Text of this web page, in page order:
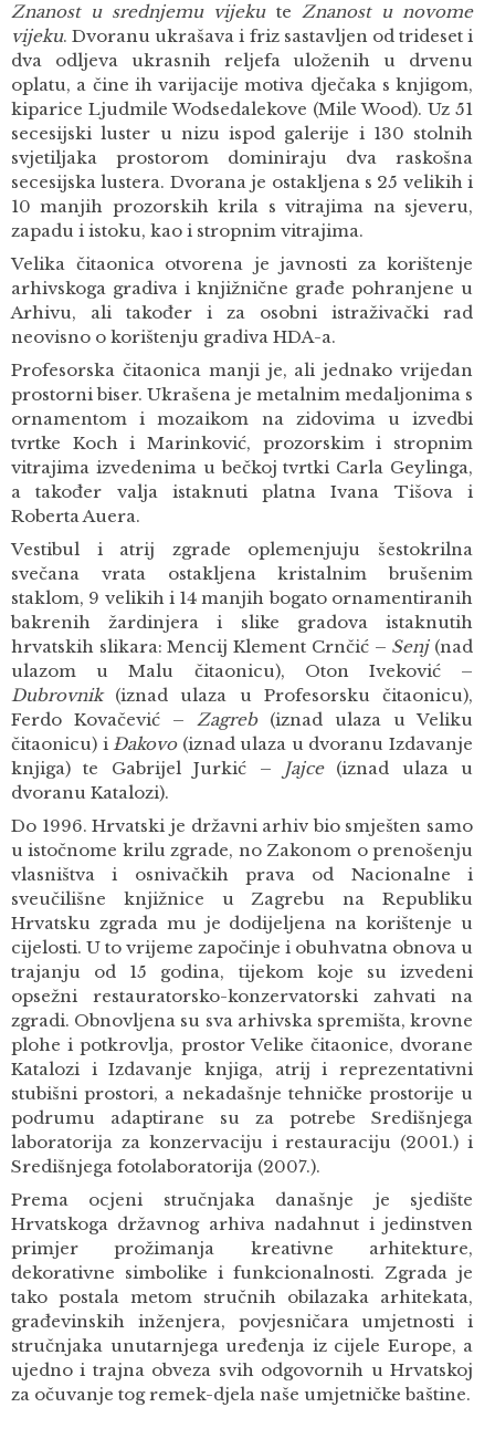
Znanost u srednjemu vijekute Znanost u novome
vijeku. Dvoranu ukrašava i friz sastavljen od trideset i
dva odljeva ukrasnih reljefa uloženih u drvenu
oplatu, a čine ih varijacije motiva dječaka s knjigom,
kiparice Ljudmile Wodsedalekove (Mile Wood). Uz 51
secesijski luster u nizu ispod galerije i 130 stolnih
svjetiljaka prostorom dominiraju dva raskošna
secesijska lustera. Dvorana je ostakljena s 25 velikih i
10 manjih prozorskih krila s vitrajima na sjeveru,
zapadu i istoku, kao i stropnim vitrajima.
Velika čitaonica otvorena je javnosti za korištenje
arhivskoga gradiva i knjižnične građe pohranjene u
Arhivu, ali također i za osobni istraživački rad
neovisno o korištenju gradiva HDA-a.
Profesorska čitaonica manji je, ali jednako vrijedan
prostorni biser. Ukrašena je metalnim medaljonima s
ornamentom i mozaikom na zidovima u izvedbi
tvrtke Koch i Marinković, prozorskim i stropnim
vitrajima izvedenima u bečkoj tvrtki Carla Geylinga,
a također valja istaknuti platna Ivana Tišova i
Roberta Auera.
Vestibul i atrij zgrade oplemenjuju šestokrilna
svečana vrata ostakljena kristalnim brušenim
staklom, 9 velikih i 14 manjih bogato ornamentiranih
bakrenih žardinjera i slike gradova istaknutih
hrvatskih slikara: Mencij Klement Crnčić – Senj (nad
ulazom u Malu čitaonicu), Oton Iveković –
Dubrovnik (iznad ulaza u Profesorsku čitaonicu),
Ferdo Kovačević – Zagreb (iznad ulaza u Veliku
čitaonicu) iĐakovo (iznad ulaza u dvoranu Izdavanje
knjiga) te Gabrijel Jurkić –
Jajce (iznad ulaza u
dvoranu Katalozi).
Do 1996. Hrvatski je državni arhiv bio smješten samo
u istočnome krilu zgrade, no Zakonom o prenošenju
vlasništva i osnivačkih prava od Nacionalne i
sveučilišne knjižnice u Zagrebu na Republiku
Hrvatsku zgrada mu je dodijeljena na korištenje u
cijelosti. U to vrijeme započinje i obuhvatna obnova u
trajanju od 15 godina, tijekom koje su izvedeni
opsežni restauratorsko-konzervatorski zahvati na
zgradi. Obnovljena su sva arhivska spremišta, krovne
plohe i potkrovlja, prostor Velike čitaonice, dvorane
Katalozi i Izdavanje knjiga, atrij i reprezentativni
stubišni prostori, a nekadašnje tehničke prostorije u
podrumu adaptirane su za potrebe Središnjega
laboratorija za konzervaciju i restauraciju (2001.) i
Središnjega fotolaboratorija (2007.).
Prema ocjeni stručnjaka današnje je sjedište
Hrvatskoga državnog arhiva nadahnut i jedinstven
primjer prožimanja kreativne arhitekture,
dekorativne simbolike i funkcionalnosti. Zgrada je
tako postala metom stručnih obilazaka arhitekata,
građevinskih inženjera, povjesničara umjetnosti i
stručnjaka unutarnjega uređenja iz cijele Europe, a
ujedno i trajna obveza svih odgovornih u Hrvatskoj
za očuvanje tog remek-djela naše umjetničke baštine.